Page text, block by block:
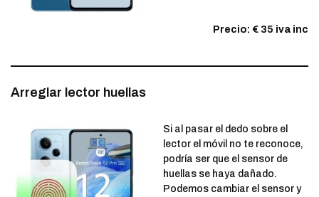
Precio: € 35 iva inc
Arreglar lector huellas
Si al pasar el dedo sobre el
lector el móvil no te reconoce,
podría ser que el sensor de
huellas se haya dañado.
Podemos cambiar el sensor y